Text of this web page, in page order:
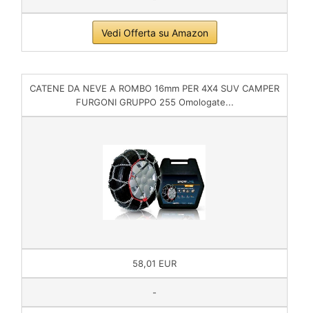
Vedi Offerta su Amazon
CATENE DA NEVE A ROMBO 16mm PER 4X4 SUV CAMPER
FURGONI GRUPPO 255 Omologate...
58,01 EUR
-